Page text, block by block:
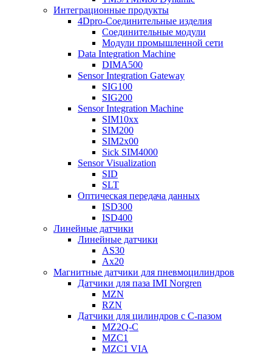
Интеграционные продукты
4Dpro-Соединительные изделия
Соединительные модули
Модули промышленной сети
Data Integration Machine
DIMA500
Sensor Integration Gateway
SIG100
SIG200
Sensor Integration Machine
SIM10xx
SIM200
SIM2x00
Sick SIM4000
Sensor Visualization
SID
SLT
Оптическая передача данных
ISD300
ISD400
Линейные датчики
Линейные датчики
AS30
Ax20
Магнитные датчики для пневмоцилиндров
Датчики для паза IMI Norgren
MZN
RZN
Датчики для цилиндров с С-пазом
MZ2Q-C
MZC1
MZC1 VIA